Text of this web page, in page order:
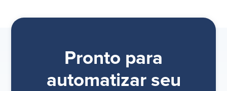
Pronto para
automatizar seu